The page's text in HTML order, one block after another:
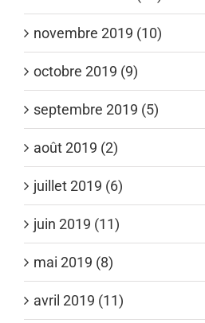
novembre 2019 (10)
octobre 2019 (9)
septembre 2019 (5)
août 2019 (2)
juillet 2019 (6)
juin 2019 (11)
mai 2019 (8)
avril 2019 (11)